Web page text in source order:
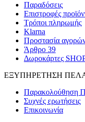
Παραδόσεις
Επιστροφές
Τρόποι πληρωμής
Klarna
Προστασία
Άρθρο 39
Δωροκάρτες
ΕΞΥΠΗΡΕΤΗΣΗ
Παρακολούθηση
Συχνές ερωτήσεις
Επικοινωνία